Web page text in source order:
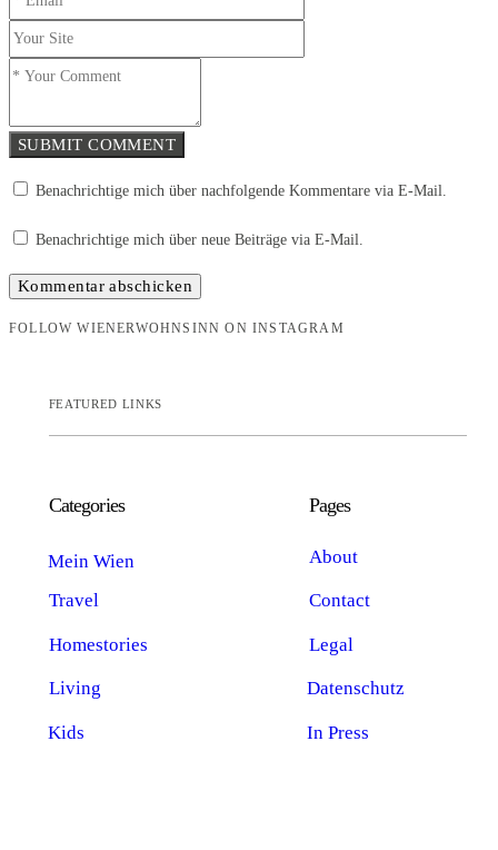
SUBMIT COMMENT
Benachrichtige mich über nachfolgende Kommentare via E-Mail.
Benachrichtige mich über neue Beiträge via E-Mail.
FOLLOW WIENERWOHNSINN ON INSTAGRAM
FEATURED LINKS
Categories Pages
Living
About
Travel Contact
Homestories
In Press
Mein Wien
Legal
Kids
Datenschutz